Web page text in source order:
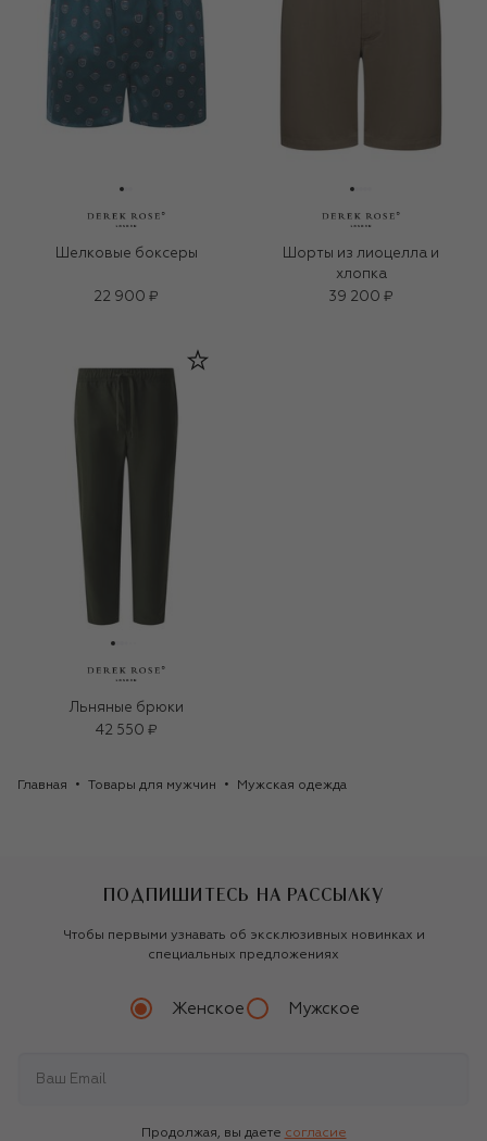
Шелковые боксеры
22 900 ₽
Шорты из лиоцелла и
хлопка
39 200 ₽
Льняные брюки
42 550 ₽
Главная Товары для мужчин Мужская одежда
ПОДПИШИТЕСЬ НА РАССЫЛКУ
Чтобы первыми узнавать об эксклюзивных новинках и
специальных предложениях
Женское Мужское
Продолжая, вы даете согласие